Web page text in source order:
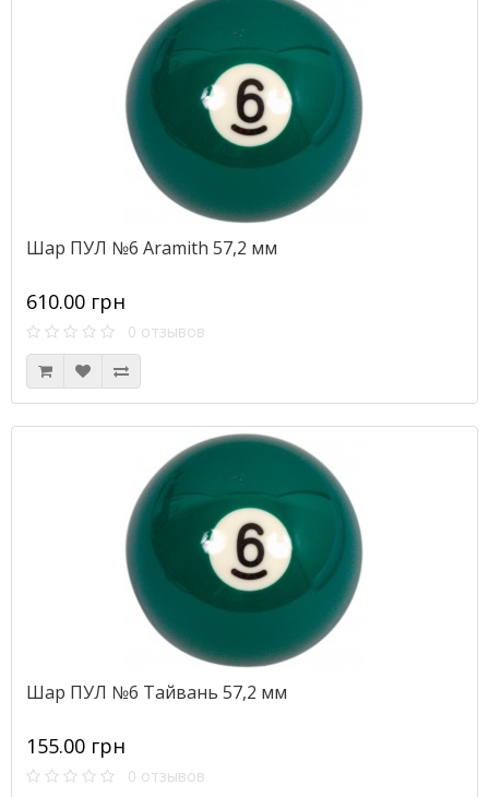
Шар ПУЛ №6 Aramith 57,2 мм
610.00 грн
0 отзывов
Шар ПУЛ №6 Тайвань 57,2 мм
155.00 грн
0 отзывов